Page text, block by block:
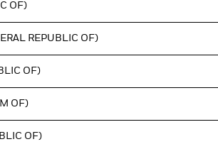
OF)
REPUBLIC OF)
OF)
OF)
OF)